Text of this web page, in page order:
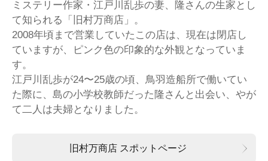
ミステリー作家・江戸川乱歩の妻、隆さんの生家とし
て知られる「旧村万商店」。
2008年頃まで営業していたこの店は、現在は閉店し
ていますが、ピンク色の印象的な外観となっていま
す。
江戸川乱歩が24〜25歳の頃、鳥羽造船所で働いてい
た際に、島の小学校教師だった隆さんと出会い、やが
て二人は夫婦となりました。
旧村万商店 スポットページ